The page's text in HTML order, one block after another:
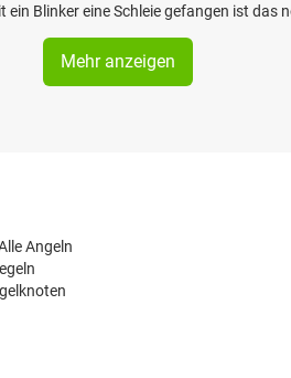
Blinker eine Schleie gefangen ist das
Mehr anzeigen
Angeln